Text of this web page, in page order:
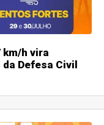
km/h vira
Defesa Civil